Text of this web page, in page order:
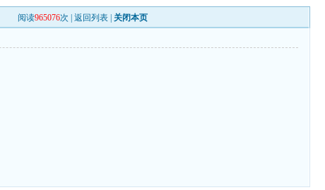
阅读965076次 |返回列表 关闭本页